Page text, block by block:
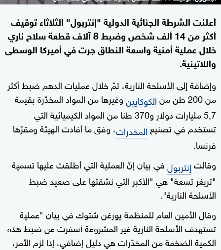
أعلنت الشرطة الجنائية الدولية "إنتربول" الثلاثاء توقيف
أكثر من 14 ألف شخص وضبط 8 آلاف قطعة سلاح ناري
خلال عملية أمنية واسعة النطاق جرت في أميركا الوسطى
واللاتينية.
وإضافة إلى الأسلحة النارية، تمّ خلال عمليات الدهم ضبط أكثر
من 200 طن من
الكوكايينوغيرها من المواد المخدّرة بقيمة
5,7 مليارات دولار و370 طنا من المواد الكيميائية التي
تستخدم في تصنيع المخدرات، وفق ما أفادت الهيئة ومقرّها
فرنسا.
وقالتإنتربولفي بيان إنّ العملية التي أطلقت عليها تسمية
"تريغر تسعة" هي "الأكبر التي نسّقتها على صعيد ضبط
الأسلحة النارية".
وقال الأمين العام للمنظمة يورغن شتوك في بيان "عملية
تستهدف الأسلحة النارية غير المشروعة أسفرت عن ضبط هذه
الكمية الضخمة من المخدّرات هي دليل إضافي، إذا لزم الأمر،